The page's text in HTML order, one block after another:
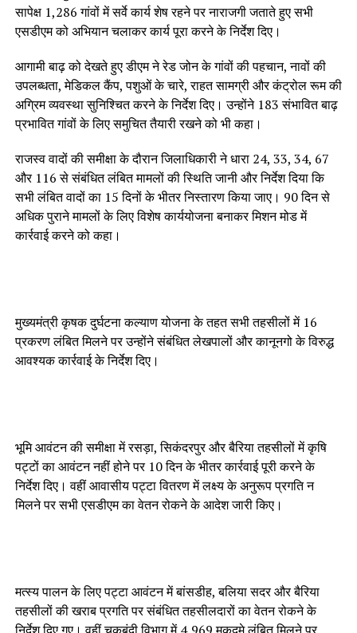
सापेक्ष 1,286 गांवों में सर्वे कार्य शेष रहने पर नाराजगी जताते हुए सभी
एसडीएम को अभियान चलाकर कार्य पूरा करने के निर्देश दिए।
आगामी बाढ़ को देखते हुए डीएम ने रेड जोन के गांवों की पहचान, नावों की
उपलब्धता, मेडिकल कैंप, पशुओं के चारे, राहत सामग्री और कंट्रोल रूम की
अग्रिम व्यवस्था सुनिश्चित करने के निर्देश दिए। उन्होंने 183 संभावित बाढ़
प्रभावित गांवों के लिए समुचित तैयारी रखने को भी कहा।
राजस्व वादों की समीक्षा के दौरान जिलाधिकारी ने धारा 24, 33, 34, 67
और 116 से संबंधित लंबित मामलों की स्थिति जानी और निर्देश दिया कि
सभी लंबित वादों का 15 दिनों के भीतर निस्तारण किया जाए। 90 दिन से
अधिक पुराने मामलों के लिए विशेष कार्ययोजना बनाकर मिशन मोड में
कार्रवाई करने को कहा।
मुख्यमंत्री कृषक दुर्घटना कल्याण योजना के तहत सभी तहसीलों में 16
प्रकरण लंबित मिलने पर उन्होंने संबंधित लेखपालों और कानूनगो के विरुद्ध
आवश्यक कार्रवाई के निर्देश दिए।
भूमि आवंटन की समीक्षा में रसड़ा, सिकंदरपुर और बैरिया तहसीलों में कृषि
पट्टों का आवंटन नहीं होने पर 10 दिन के भीतर कार्रवाई पूरी करने के
निर्देश दिए। वहीं आवासीय पट्टा वितरण में लक्ष्य के अनुरूप प्रगति न
मिलने पर सभी एसडीएम का वेतन रोकने के आदेश जारी किए।
मत्स्य पालन के लिए पट्टा आवंटन में बांसडीह, बलिया सदर और बैरिया
तहसीलों की खराब प्रगति पर संबंधित तहसीलदारों का वेतन रोकने के